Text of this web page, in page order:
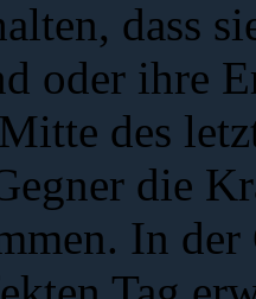
dass
oder ihre
des
die
In